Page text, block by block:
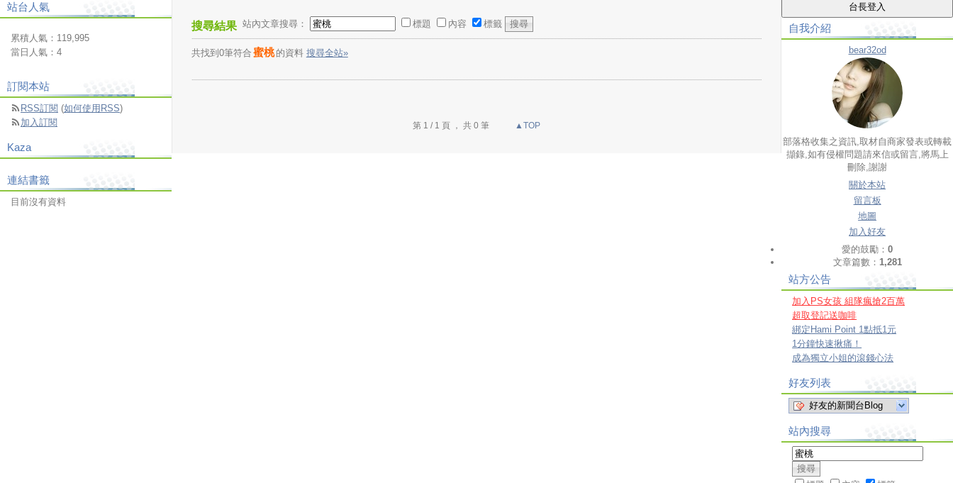
搜尋結果 站內文章搜尋： 標題 內容 標籤
共找到0筆符合 蜜桃 的資料 搜尋全站»
第 1 / 1 頁 ， 共 0 筆 ▲TOP
自我介紹
bear32od
部落格收集之資訊,取材自商家發表或轉載
擷錄,如有侵權問題請來信或留言,將馬上
刪除,謝謝
關於本站
留言板
地圖
加入好友
愛的鼓勵：0
文章篇數： 1,281
站方公告
加入PS女孩 組隊瘋搶2百萬
超取登記送咖啡
綁定Hami Point 1點抵1元
1分鐘快速揪痛！
成為獨立小姐的滾錢心法
好友列表
好友的新聞台Blog
站內搜尋
站台人氣
累積人氣： 119,995
當日人氣： 4
訂閱本站
RSS訂閱 (如何使用RSS)
加入訂閱
Kaza
連結書籤
目前沒有資料